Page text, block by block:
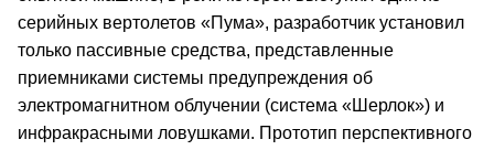
серийных вертолетов «Пума», разработчик установил
только пассивные средства, представленные
приемниками системы предупреждения об
электромагнитном облучении (система «Шерлок») и
инфракрасными ловушками. Прототип перспективного